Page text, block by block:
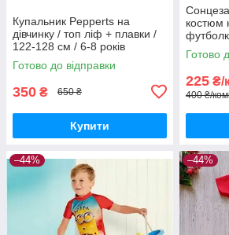
Купальник Pepperts на
дівчинку / топ ліф + плавки /
122-128 см / 6-8 років
Готово до відправки
350 ₴ 650 ₴
Купити
костюм
р.74-80
Готово
225 ₴/
400 ₴/
–44% –44%